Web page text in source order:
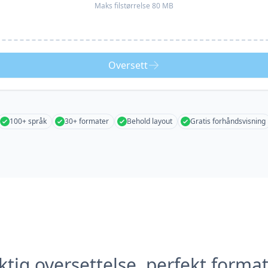
Maks filstørrelse 80 MB
Oversett
100+ språk 30+ formater Behold layout Gratis forhåndsvisning